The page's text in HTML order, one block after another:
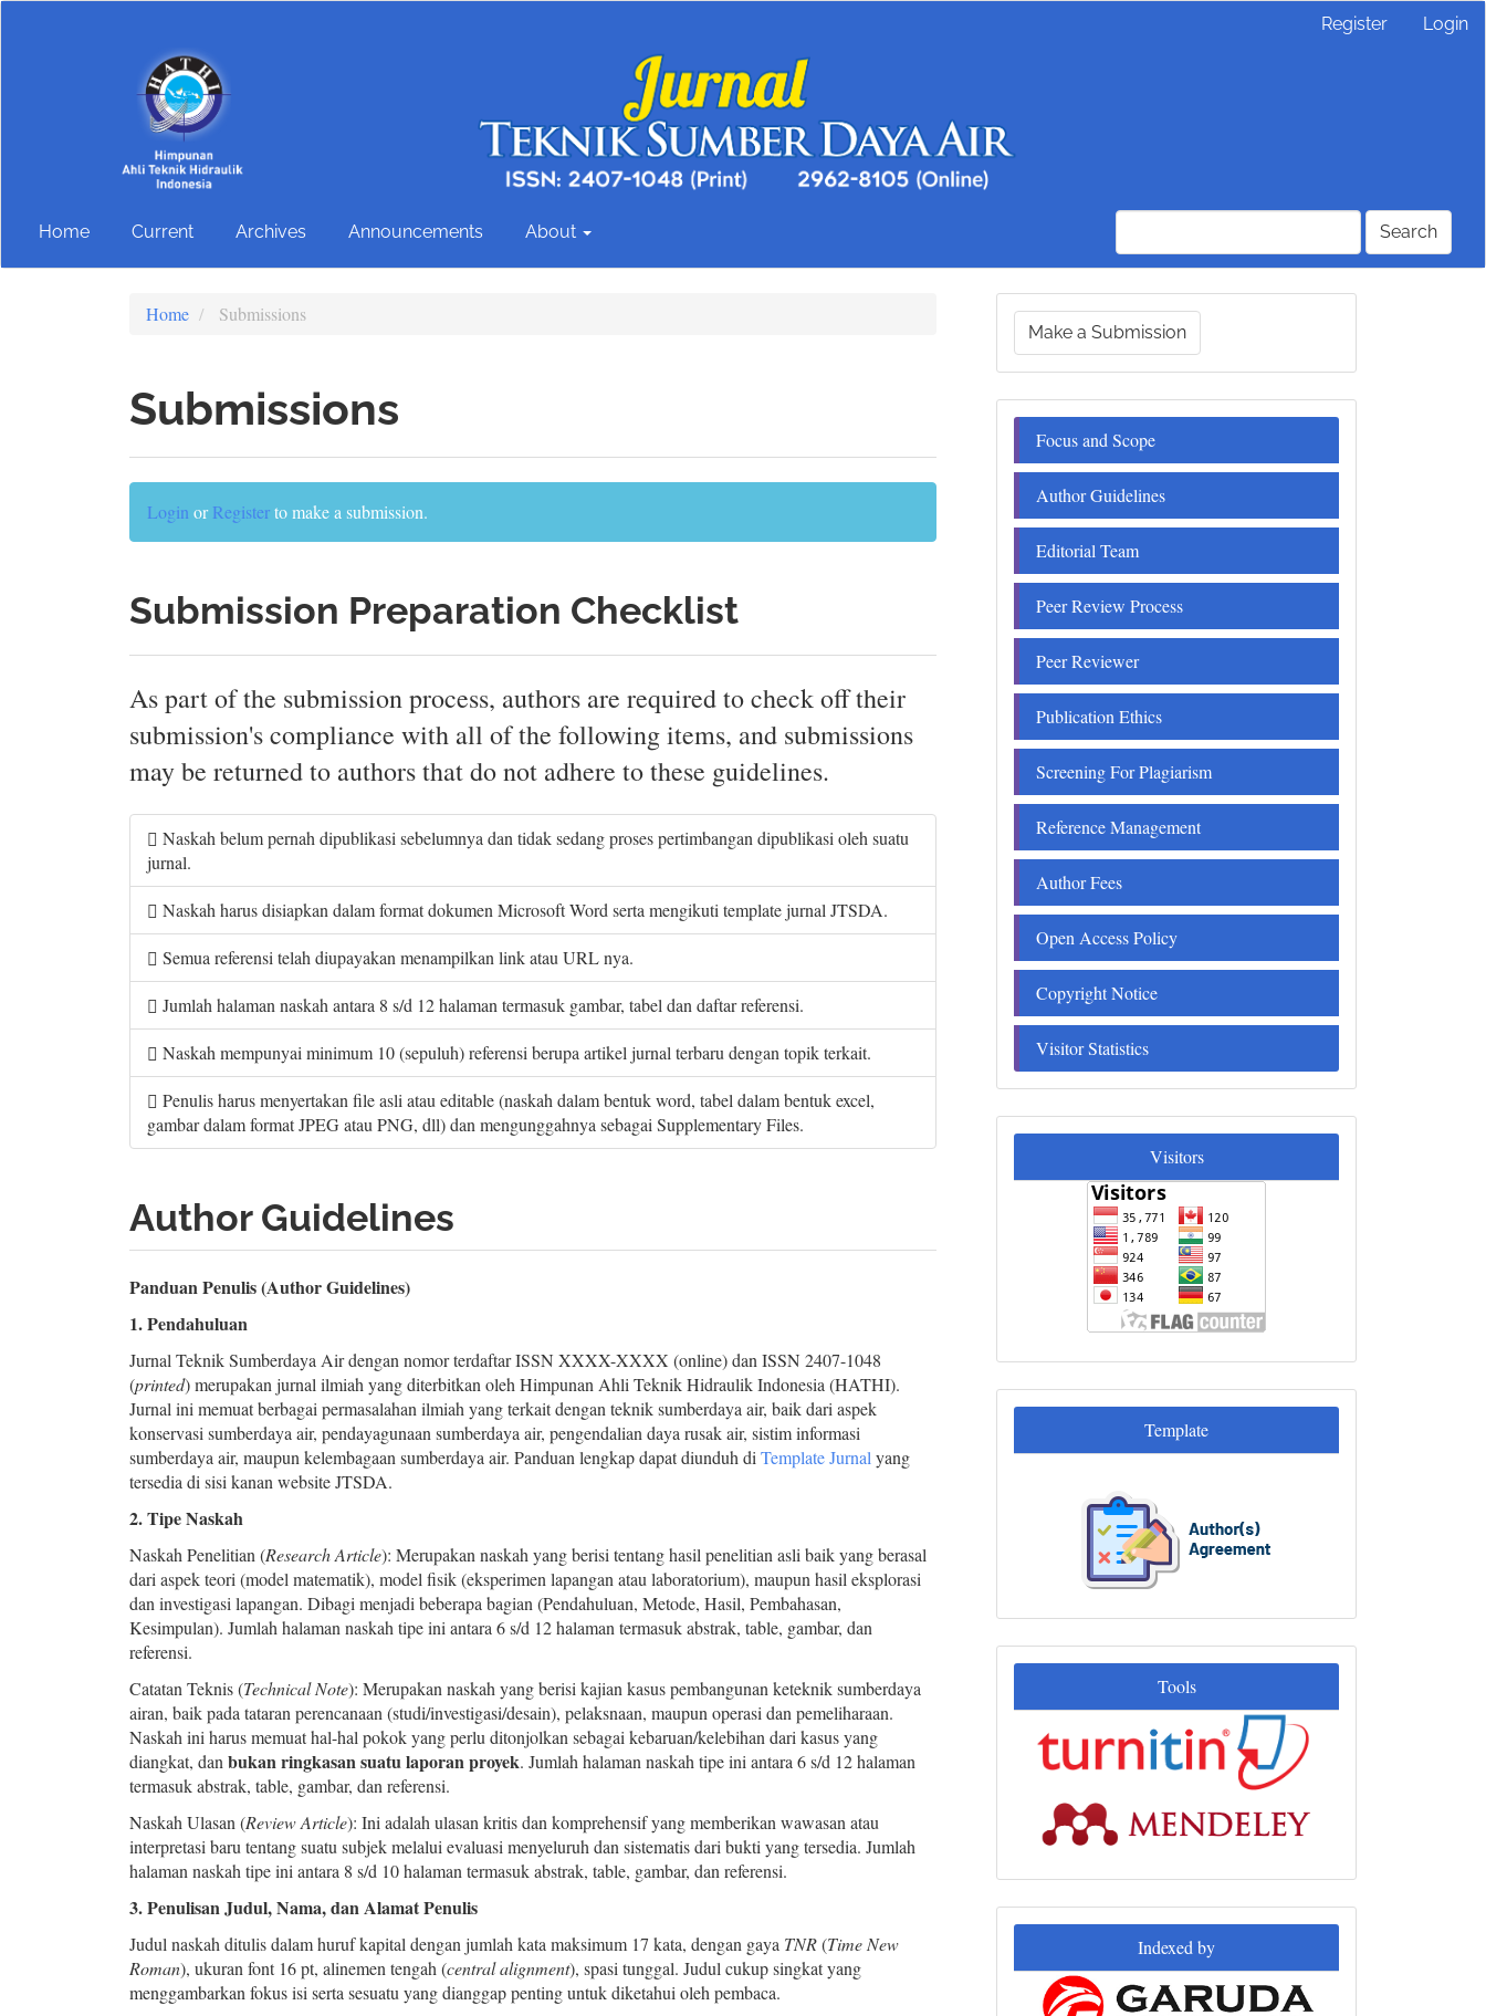
Register Login
Home Current Archives Announcements About Search
Home Submissions
Submissions
Login orRegisterto make a submission.
Submission Preparation Checklist
As part of the submission process, authors are required to check off their
submission's compliance with all of the following items, and submissions
may be returned to authors that do not adhere to these guidelines.
Naskah belum pernah dipublikasi sebelumnya dan tidak sedang proses pertimbangan dipublikasi oleh suatu
jurnal.
Naskah harus disiapkan dalam format dokumen Microsoft Word serta mengikuti template jurnal JTSDA.
Semua referensi telah diupayakan menampilkan link atau URL nya.
Jumlah halaman naskah antara 8 s/d 12 halaman termasuk gambar, tabel dan daftar referensi.
Naskah mempunyai minimum 10 (sepuluh) referensi berupa artikel jurnal terbaru dengan topik terkait.
Penulis harus menyertakan file asli atau editable (naskah dalam bentuk word, tabel dalam bentuk excel,
gambar dalam format JPEG atau PNG, dll) dan mengunggahnya sebagai Supplementary Files.
Author Guidelines
Panduan Penulis (Author Guidelines)
1. Pendahuluan
Jurnal Teknik Sumberdaya Air dengan nomor terdaftar ISSN XXXX-XXXX (online) dan ISSN 2407-1048
(printed) merupakan jurnal ilmiah yang diterbitkan oleh Himpunan Ahli Teknik Hidraulik Indonesia (HATHI).
Jurnal ini memuat berbagai permasalahan ilmiah yang terkait dengan teknik sumberdaya air, baik dari aspek
konservasi sumberdaya air, pendayagunaan sumberdaya air, pengendalian daya rusak air, sistim informasi
sumberdaya air, maupun kelembagaan sumberdaya air. Panduan lengkap dapat diunduh diTemplate Jurnalyang
tersedia di sisi kanan website JTSDA.
2. Tipe Naskah
Naskah Penelitian (Research Article): Merupakan naskah yang berisi tentang hasil penelitian asli baik yang berasal
dari aspek teori (model matematik), model fisik (eksperimen lapangan atau laboratorium), maupun hasil eksplorasi
dan investigasi lapangan. Dibagi menjadi beberapa bagian (Pendahuluan, Metode, Hasil, Pembahasan,
Kesimpulan). Jumlah halaman naskah tipe ini antara 6 s/d 12 halaman termasuk abstrak, table, gambar, dan
referensi.
Catatan Teknis (Technical Note): Merupakan naskah yang berisi kajian kasus pembangunan keteknik sumberdaya
airan, baik pada tataran perencanaan (studi/investigasi/desain), pelaksnaan, maupun operasi dan pemeliharaan.
Naskah ini harus memuat hal-hal pokok yang perlu ditonjolkan sebagai kebaruan/kelebihan dari kasus yang
diangkat, danbukan ringkasan suatu laporan proyek. Jumlah halaman naskah tipe ini antara 6 s/d 12 halaman
termasuk abstrak, table, gambar, dan referensi.
Naskah Ulasan (Review Article): Ini adalah ulasan kritis dan komprehensif yang memberikan wawasan atau
interpretasi baru tentang suatu subjek melalui evaluasi menyeluruh dan sistematis dari bukti yang tersedia. Jumlah
halaman naskah tipe ini antara 8 s/d 10 halaman termasuk abstrak, table, gambar, dan referensi.
3. Penulisan Judul, Nama, dan Alamat Penulis
Judul naskah ditulis dalam huruf kapital dengan jumlah kata maksimum 17 kata, dengan gaya TNR(Time New
Roman), ukuran font 16 pt, alinemen tengah (central alignment), spasi tunggal. Judul cukup singkat yang
menggambarkan fokus isi serta sesuatu yang dianggap penting untuk diketahui oleh pembaca.
Make
a
Submission
Make a Submission
Menu
Focus and Scope
Author Guidelines
Editorial Team
Peer Review Process
Peer Reviewer
Publication Ethics
Screening For Plagiarism
Reference Management
Author Fees
Open Access Policy
Copyright Notice
Visitor Statistics
Visitors Visitors
Template
Template
Tools Tools
Indexed
by
Indexed by